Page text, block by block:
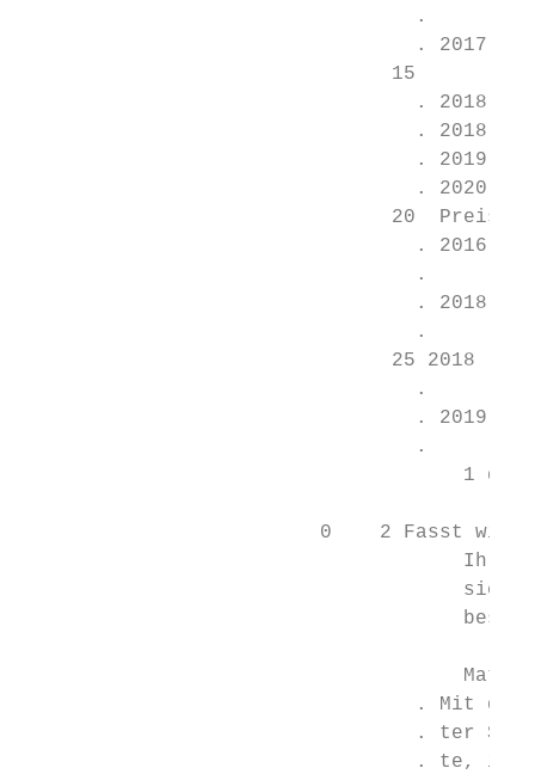
.
. 2017
15
. 2018
. 2018
. 2019
. 2020
                               20  Preise:
. 2016
.
. 2018
.
25 2018
.
. 2019
.
1
0    2 Fasst
Ihr
. Mit
. ter
. te, in